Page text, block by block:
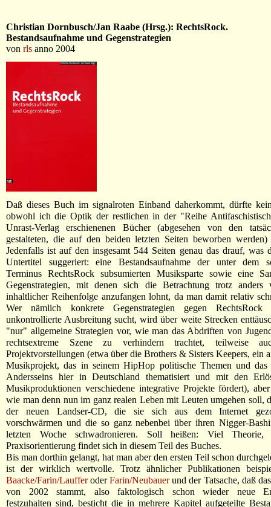
Christian Dornbusch/Jan Raabe (Hrsg.): RechtsRock.
Bestandsaufnahme und Gegenstrategien
von rls anno 2004
Daß dieses Buch im signalroten Einband daherkommt, dürfte
obwohl ich die Optik der restlichen in der "Reihe
Unrast-Verlag erschienenen Bücher (abgesehen von den
gestalteten, die auf den beiden letzten Seiten beworben
Jedenfalls ist auf den insgesamt 544 Seiten genau das drauf, was
Untertitel suggeriert: eine Bestandsaufnahme der unter dem
Terminus RechtsRock subsumierten Musiksparte sowie eine
Gegenstrategien, mit denen sich die Betrachtung trotz anders
inhaltlicher Reihenfolge anzufangen lohnt, da man damit relativ
Wer nämlich konkrete Gegenstrategien gegen RechtsRock
unkontrollierte Ausbreitung sucht, wird über weite Strecken
"nur" allgemeine Strategien vor, wie man das Abdriften von
rechtsextreme Szene zu verhindern trachtet, teilweise
Projektvorstellungen (etwa über die Brothers & Sisters Keepers, ein
Musikprojekt, das in seinem HipHop politische Themen und das
Andersseins hier in Deutschland thematisiert und mit den
Musikproduktionen verschiedene integrative Projekte fördert),
wie man denn nun im ganz realen Leben mit Leuten umgehen soll,
der neuen Landser-CD, die sie sich aus dem Internet
vorschwärmen und die so ganz nebenbei über ihren Nigger-
letzten Woche schwadronieren. Soll heißen: Viel Theorie,
Praxisorientierung findet sich in diesem Teil des Buches.
Bis man dorthin gelangt, hat man aber den ersten Teil schon
ist der wirklich wertvolle. Trotz ähnlicher Publikationen
Baacke/Farin/LaufferoderFarin/Neubauerund der Tatsache, daß
von 2002 stammt, also faktologisch schon wieder neue
festzuhalten sind, besticht die in mehrere Kapitel aufgeteilte